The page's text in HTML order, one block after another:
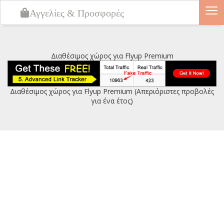
Διαθέσιμος χώρος για Flyup Premium
Διαθέσιμος χώρος για Flyup Premium (Απεριόριστες προβολές
για ένα έτος)
Αγγελίες & Προσφορές ≡